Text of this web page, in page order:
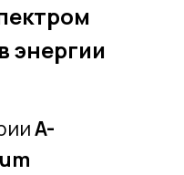
A-
энергии